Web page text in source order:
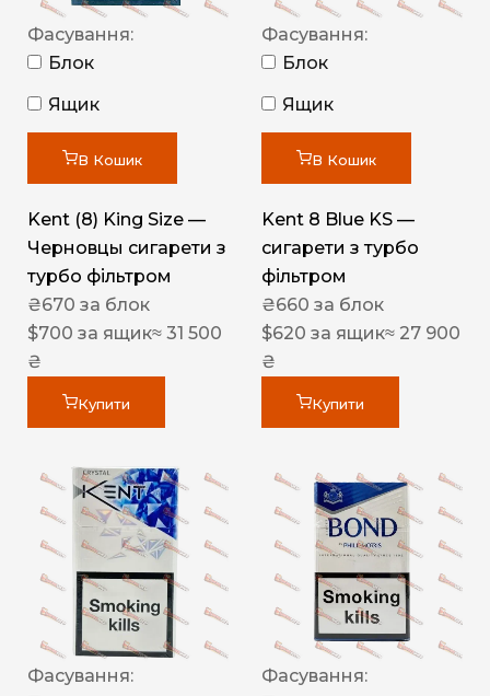
Фасування:
Блок
Ящик
В Кошик
Kent (8) King Size —
Черновцы сигарети з
турбо фільтром
₴670 за блок
$700 за ящик≈ 31 500
₴
Купити
Фасування:
Блок
Ящик
В Кошик
Kent 8 Blue KS —
сигарети з турбо
фільтром
₴660 за блок
$620 за ящик≈ 27 900
₴
Купити
Фасування:
Фасування: